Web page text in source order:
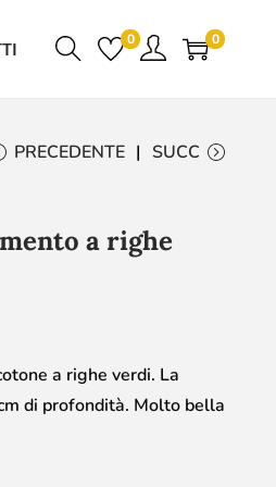
0 0
PRECEDENTE SUCC
a righe
a righe verdi. La
di profondità. Molto bella